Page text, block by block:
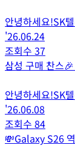
안녕하세요!SK
'26.06.24
조회수 37
삼성 구매 찬스
안녕하세요!SK
'26.06.08
조회수 84
💸Galaxy S26